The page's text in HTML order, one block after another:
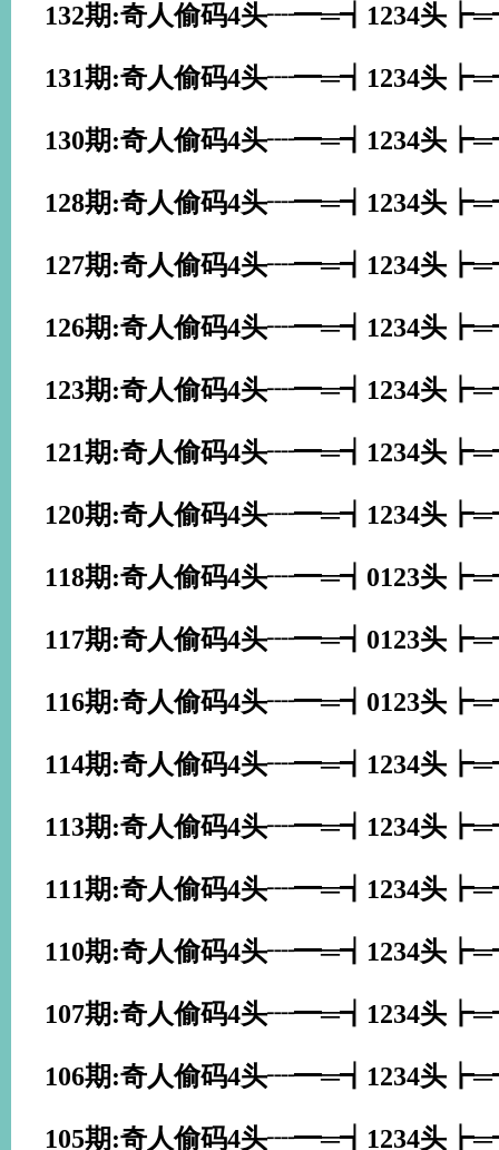
132期:奇人偷码4头┈━═┪1234头
131期:奇人偷码4头┈━═┪1234头
130期:奇人偷码4头┈━═┪1234头
128期:奇人偷码4头┈━═┪1234头
127期:奇人偷码4头┈━═┪1234头
126期:奇人偷码4头┈━═┪1234头
123期:奇人偷码4头┈━═┪1234头
121期:奇人偷码4头┈━═┪1234头
120期:奇人偷码4头┈━═┪1234头
118期:奇人偷码4头┈━═┪0123头
117期:奇人偷码4头┈━═┪0123头
116期:奇人偷码4头┈━═┪0123头
114期:奇人偷码4头┈━═┪1234头
113期:奇人偷码4头┈━═┪1234头
111期:奇人偷码4头┈━═┪1234头
110期:奇人偷码4头┈━═┪1234头
107期:奇人偷码4头┈━═┪1234头
106期:奇人偷码4头┈━═┪1234头
105期:奇人偷码4头┈━═┪1234头